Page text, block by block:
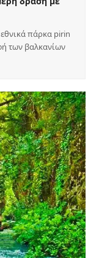
πάρκα pirin
των βαλκανίων